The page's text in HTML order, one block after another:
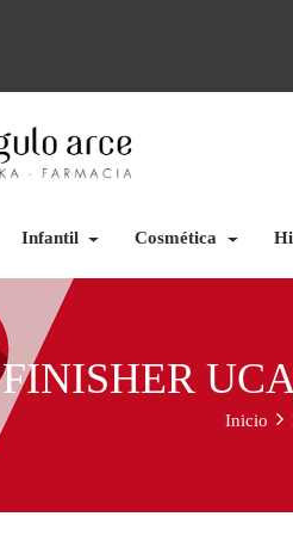
Infantil Cosmética
FINISHER
Inicio